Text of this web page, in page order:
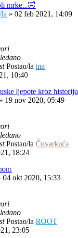
mrke...🤣
» 02 feb 2021, 14:09
Postao/la ina
10:40
ljepote kroz historiju
» 19 nov 2020, 05:49
Postao/la Čuvarkuća
18:24
04 okt 2020, 15:33
Postao/la ROOT
23:05